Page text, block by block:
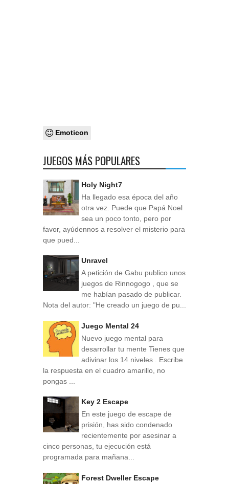
Emoticon
JUEGOS MÁS POPULARES
Holy Night7
Ha llegado esa época del año
otra vez. Puede que Papá Noel
sea un poco tonto, pero por
favor, ayúdennos a resolver el misterio para
que pued...
Unravel
A petición de Gabu publico unos
juegos de Rinnogogo , que se
me habían pasado de publicar.
Nota del autor: "He creado un juego de pu...
Juego Mental 24
Nuevo juego mental para
desarrollar tu mente Tienes que
adivinar los 14 niveles . Escribe
la respuesta en el cuadro amarillo, no
pongas ...
Key 2 Escape
En este juego de escape de
prisión, has sido condenado
recientemente por asesinar a
cinco personas, tu ejecución está
programada para mañana...
Forest Dweller Escape